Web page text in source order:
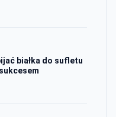
białka do sufletu